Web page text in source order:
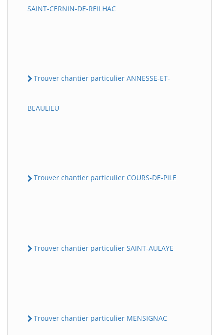
SAINT-CERNIN-DE-REILHAC
Trouver chantier particulier ANNESSE-ET-
BEAULIEU
Trouver chantier particulier COURS-DE-PILE
Trouver chantier particulier SAINT-AULAYE
Trouver chantier particulier MENSIGNAC